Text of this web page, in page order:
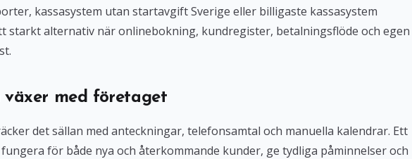
kassasystem utan startavgift Sverige eller billigaste kassasystem
starkt alternativ när onlinebokning, kundregister, betalningsflöde och egen
växer med företaget
det sällan med anteckningar, telefonsamtal och manuella kalendrar. Ett
för både nya och återkommande kunder, ge tydliga påminnelser och